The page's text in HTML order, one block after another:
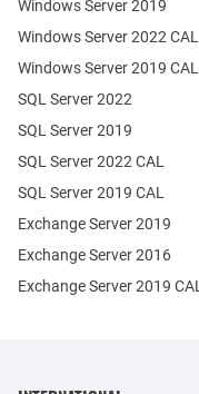
Windows Server 2019
Exchange Server 2019
Exchange Server 2016
SQL Server 2022
SQL Server 2019
Windows Server 2022 CAL
Windows Server 2019 CAL
SQL Server 2022 CAL
SQL Server 2019 CAL
Exchange Server 2019 CAL